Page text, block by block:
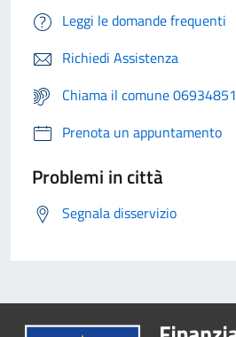
Leggi le domande frequenti
Richiedi Assistenza
Chiama il comune 06934851
Prenota un appuntamento
Problemi in città
Segnala disservizio